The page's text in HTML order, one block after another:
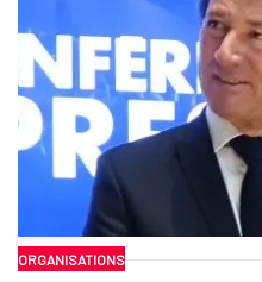
ORGANISATIONS